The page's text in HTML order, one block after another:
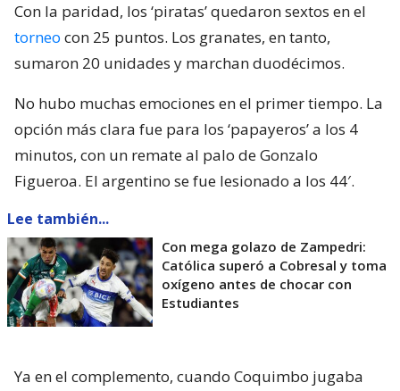
Con la paridad, los ‘piratas’ quedaron sextos en el
torneo con 25 puntos. Los granates, en tanto,
sumaron 20 unidades y marchan duodécimos.
No hubo muchas emociones en el primer tiempo. La
opción más clara fue para los ‘papayeros’ a los 4
minutos, con un remate al palo de Gonzalo
Figueroa. El argentino se fue lesionado a los 44′.
Lee también...
Con mega golazo de Zampedri:
Católica superó a Cobresal y toma
oxígeno antes de chocar con
Estudiantes
Ya en el complemento, cuando Coquimbo jugaba